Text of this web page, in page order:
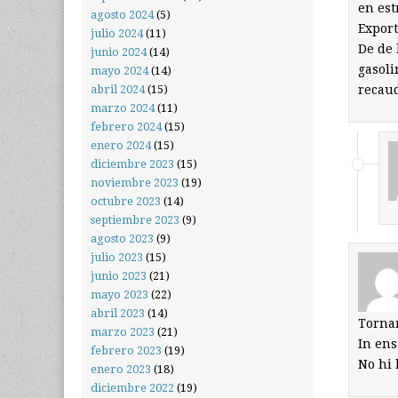
en
De
In
No hi
agosto 2024(5)
julio 2024(11)
junio 2024(14)
mayo 2024(14)
abril 2024(15)
marzo 2024(11)
febrero 2024(15)
enero 2024(15)
diciembre 2023 (15)
noviembre 2023 (19)
octubre 2023 (14)
septiembre 2023 (9)
agosto 2023 (9)
julio 2023 (15)
junio 2023 (21)
mayo 2023 (22)
abril 2023 (14)
marzo 2023 (21)
febrero 2023 (19)
enero 2023 (18)
diciembre 2022 (19)